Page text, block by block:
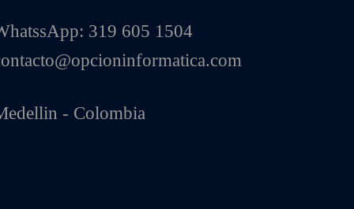
319 605 1504
- Colombia